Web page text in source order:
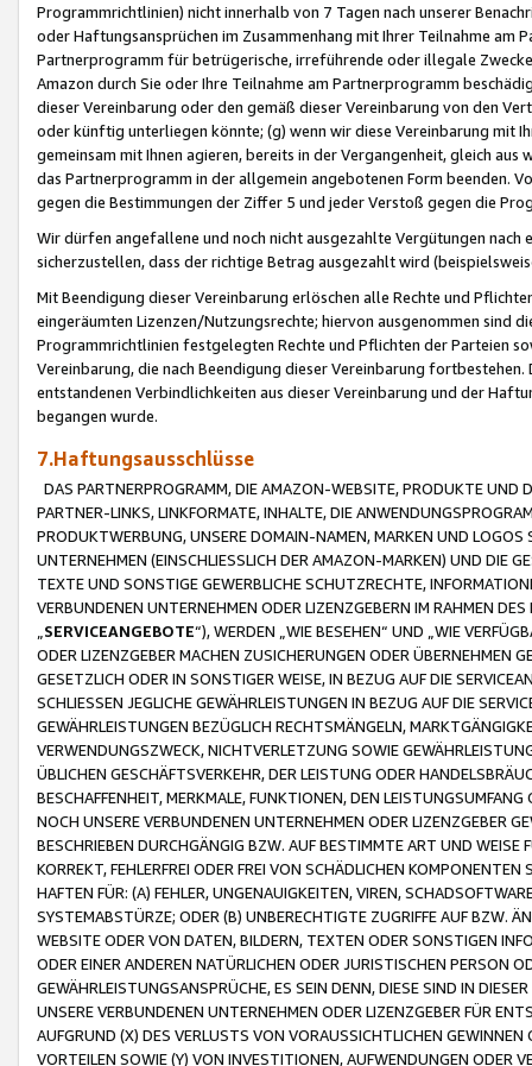
Programmrichtlinien) nicht innerhalb von 7 Tagen nach unserer
oder Haftungsansprüchen im Zusammenhang mit Ihrer Teilnahme am
Partnerprogramm für betrügerische, irreführende oder illegale
Amazon durch Sie oder Ihre Teilnahme am Partnerprogramm
dieser Vereinbarung oder den gemäß dieser Vereinbarung von den
oder künftig unterliegen könnte; (g) wenn wir diese Vereinbarung mit
gemeinsam mit Ihnen agieren, bereits in der Vergangenheit, gleich
das Partnerprogramm in der allgemein angebotenen Form beenden.
gegen die Bestimmungen der Ziffer 5 und jeder Verstoß gegen die
Wir dürfen angefallene und noch nicht ausgezahlte Vergütungen
sicherzustellen, dass der richtige Betrag ausgezahlt wird
Mit Beendigung dieser Vereinbarung erlöschen alle Rechte und
eingeräumten Lizenzen/Nutzungsrechte; hiervon ausgenommen sind
Programmrichtlinien festgelegten Rechte und Pflichten der Parteien
Vereinbarung, die nach Beendigung dieser Vereinbarung
entstandenen Verbindlichkeiten aus dieser Vereinbarung und der
begangen wurde.
7.Haftungsausschlüsse
DAS PARTNERPROGRAMM, DIE AMAZON-WEBSITE, PRODUKTE UND
PARTNER-LINKS, LINKFORMATE, INHALTE, DIE
PRODUKTWERBUNG, UNSERE DOMAIN-NAMEN, MARKEN UND
UNTERNEHMEN (EINSCHLIESSLICH DER AMAZON-MARKEN) UND DIE
TEXTE UND SONSTIGE GEWERBLICHE SCHUTZRECHTE,
VERBUNDENEN UNTERNEHMEN ODER LIZENZGEBERN IM RAHMEN
SERVICEANGEBOTE“), WERDEN „WIE BESEHEN“ UND „WIE
ODER LIZENZGEBER MACHEN ZUSICHERUNGEN ODER ÜBERNEHMEN
GESETZLICH ODER IN SONSTIGER WEISE, IN BEZUG AUF DIE
SCHLIESSEN JEGLICHE GEWÄHRLEISTUNGEN IN BEZUG AUF DIE
GEWÄHRLEISTUNGEN BEZÜGLICH RECHTSMÄNGELN,
VERWENDUNGSZWECK, NICHTVERLETZUNG SOWIE
ÜBLICHEN GESCHÄFTSVERKEHR, DER LEISTUNG ODER
BESCHAFFENHEIT, MERKMALE, FUNKTIONEN, DEN
NOCH UNSERE VERBUNDENEN UNTERNEHMEN ODER LIZENZGEBER
BESCHRIEBEN DURCHGÄNGIG BZW. AUF BESTIMMTE ART UND
KORREKT, FEHLERFREI ODER FREI VON SCHÄDLICHEN
HAFTEN FÜR: (A) FEHLER, UNGENAUIGKEITEN, VIREN,
SYSTEMABSTÜRZE; ODER (B) UNBERECHTIGTE ZUGRIFFE AUF BZW.
WEBSITE ODER VON DATEN, BILDERN, TEXTEN ODER SONSTIGEN
ODER EINER ANDEREN NATÜRLICHEN ODER JURISTISCHEN PERSON
GEWÄHRLEISTUNGSANSPRÜCHE, ES SEIN DENN, DIESE SIND IN
UNSERE VERBUNDENEN UNTERNEHMEN ODER LIZENZGEBER FÜR
AUFGRUND (X) DES VERLUSTS VON VORAUSSICHTLICHEN
VORTEILEN SOWIE (Y) VON INVESTITIONEN, AUFWENDUNGEN ODER